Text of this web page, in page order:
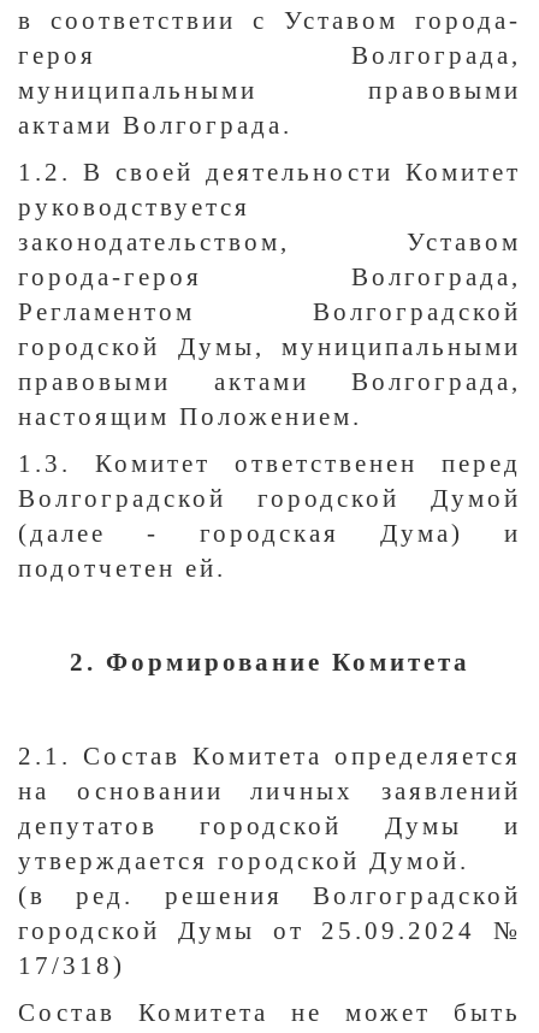
в соответствии с Уставом города-
героя Волгограда,
муниципальными правовыми
актами Волгограда.
1.2. В своей деятельности Комитет
руководствуется
законодательством, Уставом
города-героя Волгограда,
Регламентом Волгоградской
городской Думы, муниципальными
правовыми актами Волгограда,
настоящим Положением.
1.3. Комитет ответственен перед
Волгоградской городской Думой
(далее - городская Дума) и
подотчетен ей.
2. Формирование Комитета
2.1. Состав Комитета определяется
на основании личных заявлений
депутатов городской Думы и
утверждается городской Думой.
(в ред. решения Волгоградской
городской Думы от 25.09.2024 №
17/318)
Состав Комитета не может быть